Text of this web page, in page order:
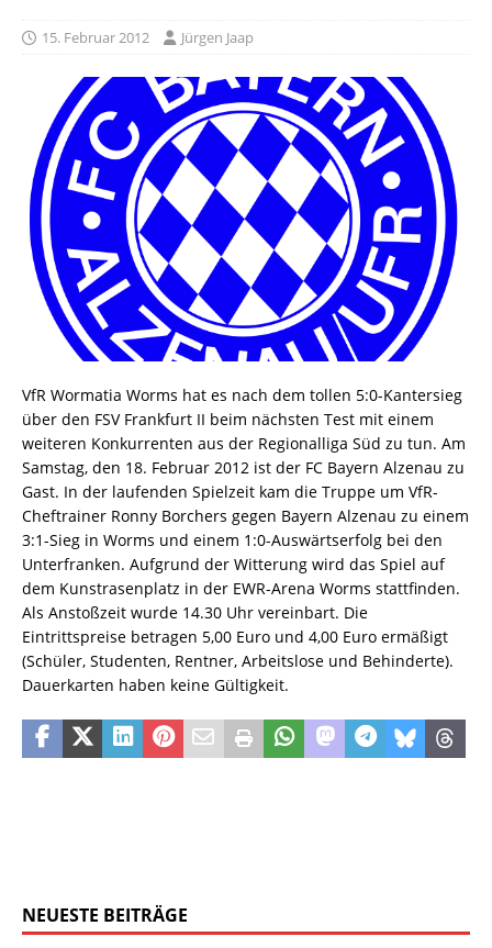
15. Februar 2012 Jürgen Jaap
VfR Wormatia Worms hat es nach dem tollen 5:0-Kantersieg
über den FSV Frankfurt II beim nächsten Test mit einem
weiteren Konkurrenten aus der Regionalliga Süd zu tun. Am
Samstag, den 18. Februar 2012 ist der FC Bayern Alzenau zu
Gast. In der laufenden Spielzeit kam die Truppe um VfR-
Cheftrainer Ronny Borchers gegen Bayern Alzenau zu einem
3:1-Sieg in Worms und einem 1:0-Auswärtserfolg bei den
Unterfranken. Aufgrund der Witterung wird das Spiel auf
dem Kunstrasenplatz in der EWR-Arena Worms stattfinden.
Als Anstoßzeit wurde 14.30 Uhr vereinbart. Die
Eintrittspreise betragen 5,00 Euro und 4,00 Euro ermäßigt
(Schüler, Studenten, Rentner, Arbeitslose und Behinderte).
Dauerkarten haben keine Gültigkeit.
NEUESTE BEITRÄGE